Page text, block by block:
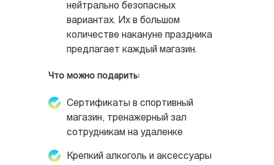
нейтрально безопасных
вариантах. Их в большом
количестве накануне праздника
предлагает каждый магазин.
Что можно подарить:
Сертификаты в спортивный
магазин, тренажерный зал
сотрудникам на удаленке
Крепкий алкоголь и аксессуары